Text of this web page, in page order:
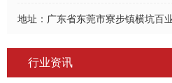
地址： 广东省东莞市寮步镇横坑百
行业资讯